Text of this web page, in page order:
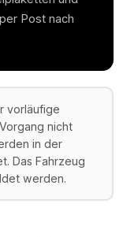
Post nach
vorläufige
nicht
in der
Das Fahrzeug
werden.